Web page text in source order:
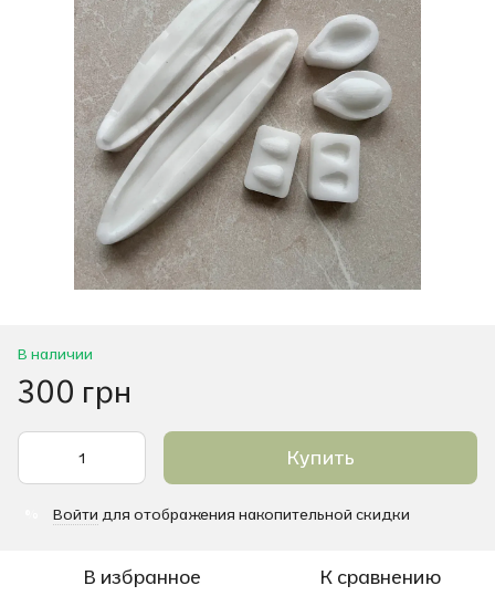
В наличии
300 грн
Купить
Войти для отображения накопительной скидки
В избранное К сравнению